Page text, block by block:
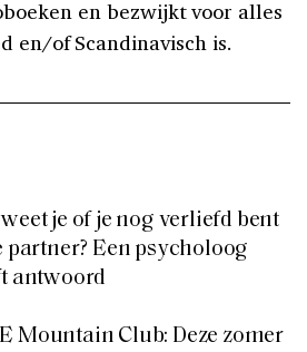
en bezwijkt voor alles
en/of Scandinavisch is.
weet je of je nog verliefd bent
partner? Een psycholoog
antwoord
Mountain Club: Deze zomer